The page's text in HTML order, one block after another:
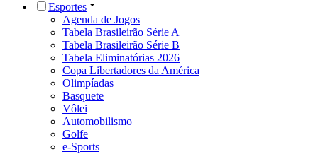
Esportes
Agenda de Jogos
Tabela Brasileirão Série A
Tabela Brasileirão Série B
Tabela Eliminatórias 2026
Copa Libertadores da América
Olimpíadas
Basquete
Vôlei
Automobilismo
Golfe
e-Sports